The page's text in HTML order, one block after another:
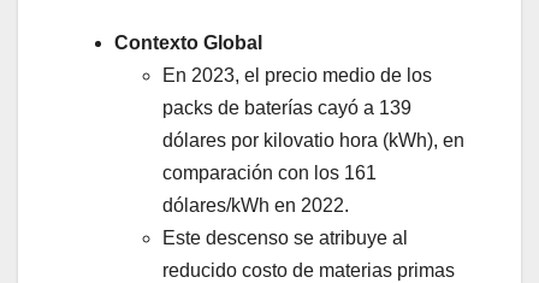
Contexto Global
En 2023, el precio medio de los
packs de baterías cayó a 139
dólares por kilovatio hora (kWh), en
comparación con los 161
dólares/kWh en 2022.
Este descenso se atribuye al
reducido costo de materias primas